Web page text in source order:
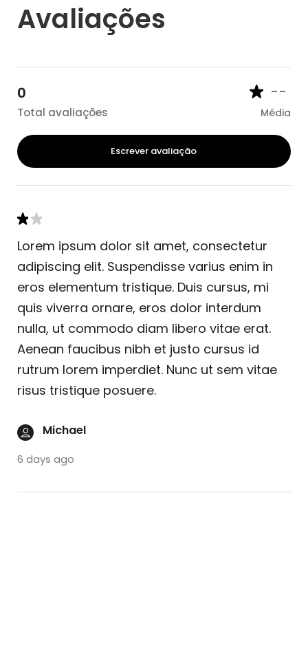
Avaliações
0
Total avaliações
--
Média
Escrever avaliação
Lorem ipsum dolor sit amet, consectetur
adipiscing elit. Suspendisse varius enim in
eros elementum tristique. Duis cursus, mi
quis viverra ornare, eros dolor interdum
nulla, ut commodo diam libero vitae erat.
Aenean faucibus nibh et justo cursus id
rutrum lorem imperdiet. Nunc ut sem vitae
risus tristique posuere.
Michael
6 days ago